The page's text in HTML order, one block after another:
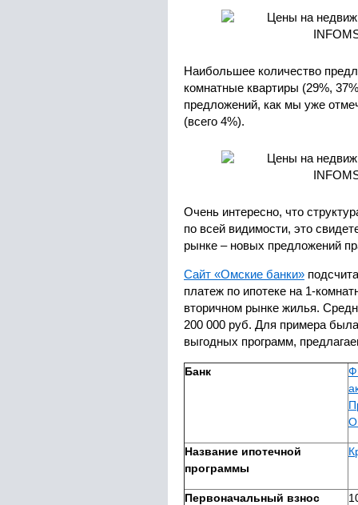
Наибольшее количество
комнатные квартиры (29%,
предложений, как мы уже
(всего 4%).
Очень интересно, что
по всей видимости, это
рынке – новых предложений
Сайт «Омские банки»
платеж по ипотеке на 1-
вторичном рынке жилья.
200 000 руб. Для примера
выгодных программ,
Банк
Название ипотечной
программы
Первоначальный взнос